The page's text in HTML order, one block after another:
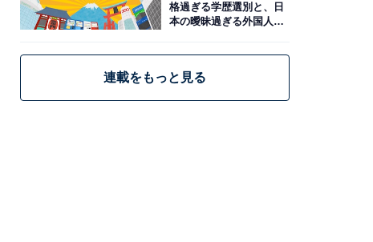
格過ぎる学歴選別と、日
本の曖昧過ぎる外国人政
連載をもっと見る